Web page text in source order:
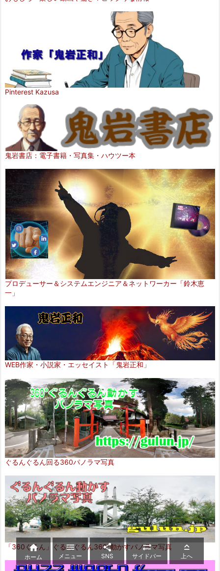
Pinterest Kazusa
鬼岩書店：電子書籍・写真集・ハウツー本
プロデューサー＆システムエンジニア＆ネットワーカー「鈴木恵
一」
WEB作家・小説家・エッセイスト「鬼岩正和」
ぐるんぐるん回る360パノラマ写真
「360ぐるん」ぐるんぐるん360°動かすパノラマ写真

ホーム

メニュー

SNS

サイドバー

上へ